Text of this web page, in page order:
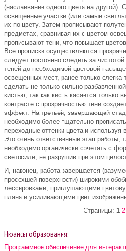
(наслаивание одного цвета на другой).
освещенные участки (или самые
их по цвету. Затем прописывают
предметах, сравнивая их с цветом
прописывают тени, что повышает
Все прописки осуществляются
следует постоянно следить за
теней до необходимой цветовой
освещенных мест, ранее только слегка
сделать не только сильно
кистью, так как кисть касается только
контрасте с прозрачностью тени
эффект. На третьей, завершающей
необходимо более тщательно
переходные оттенки цвета и используя
Это очень ответственный этап работы,
необходимо органически сочетать с
светосиле, не разрушив при этом
И, наконец, работа завершается
просохшей поверхности) широкими
лессировками, приглушающими
плана и усиливающими цвет
Страницы: 1 2
Нюансы образования:
Программное обеспечение для